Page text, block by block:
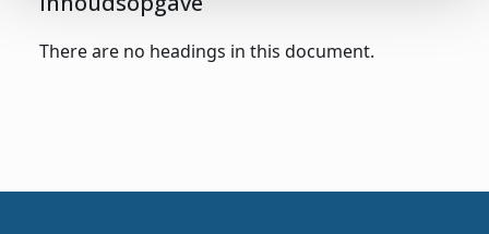
There are no headings in this document.